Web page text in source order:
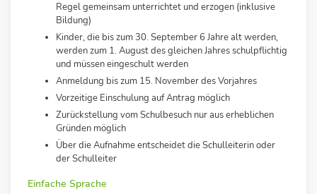
Regel gemeinsam unterrichtet und erzogen (inklusive
Bildung)
Kinder, die bis zum 30. September 6 Jahre alt werden,
werden zum 1. August des gleichen Jahres schulpflichtig
und müssen eingeschult werden
Anmeldung bis zum 15. November des Vorjahres
Vorzeitige Einschulung auf Antrag möglich
Zurückstellung vom Schulbesuch nur aus erheblichen
Gründen möglich
Über die Aufnahme entscheidet die Schulleiterin oder
der Schulleiter
Einfache Sprache